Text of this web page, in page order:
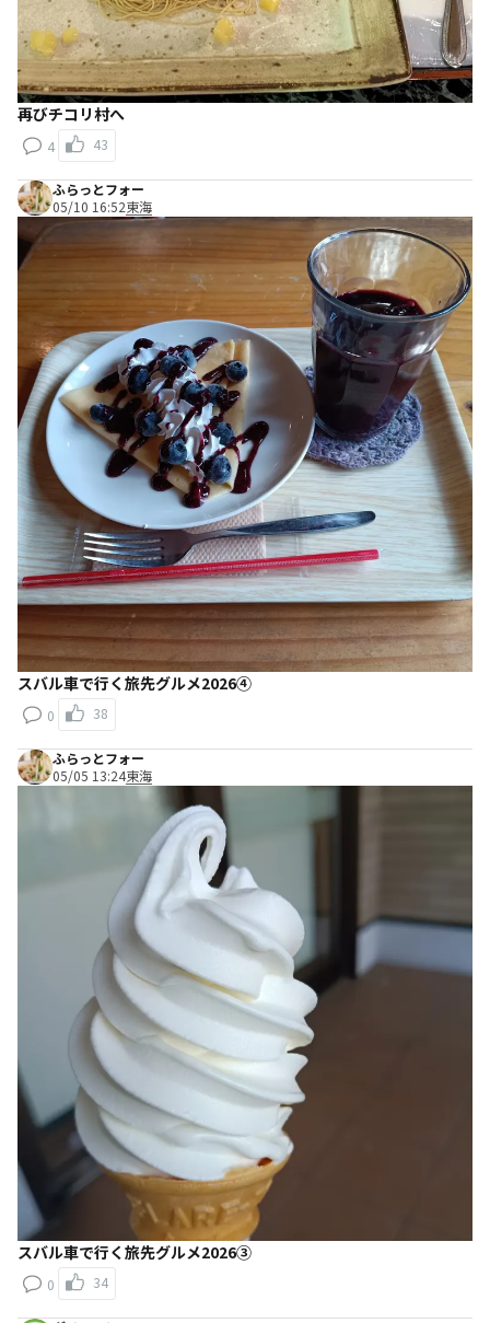
再びチコリ村へ
4 43
ふらっとフォー
05/10 16:52東海
スバル車で行く旅先グルメ2026④
0 38
ふらっとフォー
05/05 13:24東海
スバル車で行く旅先グルメ2026③
0 34